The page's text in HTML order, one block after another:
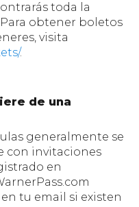
toda la
obtener boletos
visita
.
de una
generalmente se
con invitaciones
en
tu email si existen